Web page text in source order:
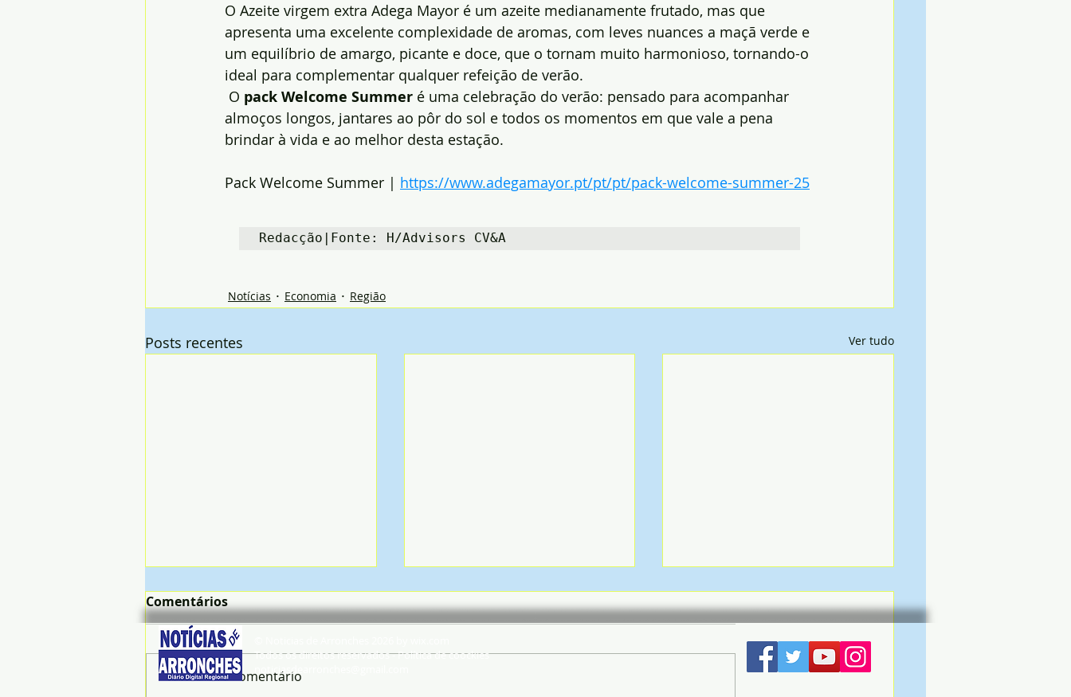
O Azeite virgem extra Adega Mayor é um azeite medianamente frutado, mas que
apresenta uma excelente complexidade de aromas, com leves nuances a maçã verde e
um equilíbrio de amargo, picante e doce, que o tornam muito harmonioso, tornando-o
ideal para complementar qualquer refeição de verão.
O pack Welcome Summer é uma celebração do verão: pensado para acompanhar
almoços longos, jantares ao pôr do sol e todos os momentos em que vale a pena
brindar à vida e ao melhor desta estação.
Pack Welcome Summer | https://www.adegamayor.pt/pt/pt/pack-welcome-summer-25
Redacção|Fonte: H/Advisors CV&A
Notícias Economia Região
Posts recentes Ver tudo
Comentários
Escreva um comentário
Todos os direitos reservados - Política de coockies
noticiasdearronches@gmail.com